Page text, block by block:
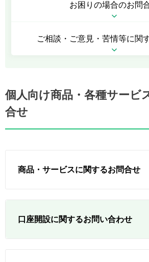
お困りの場合のお問
ご相談・ご意見・苦情等に関
個人向け商品・各種サービ
合せ
商品・サービスに関するお問合せ
口座開設に関するお問い合わせ